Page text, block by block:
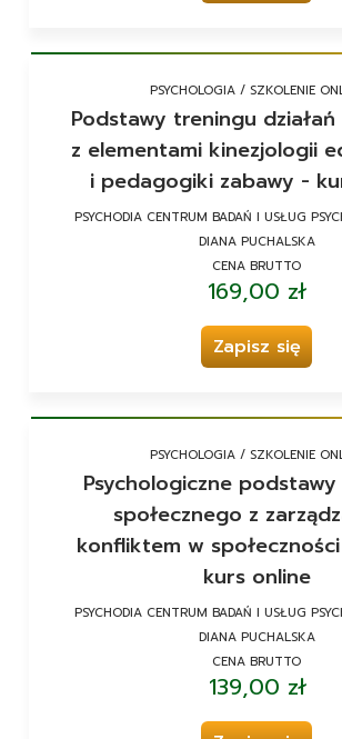
PSYCHOLOGIA / SZKOLENIE
Podstawy treningu
z elementami kinezjologii
i pedagogiki zabawy -
PSYCHODIA CENTRUM BADAŃ I USŁUG
DIANA PUCHALSKA
CENA BRUTTO
169,00 zł
Zapisz się
PSYCHOLOGIA / SZKOLENIE
Psychologiczne
społecznego z
konfliktem w
kurs online
PSYCHODIA CENTRUM BADAŃ I USŁUG
DIANA PUCHALSKA
CENA BRUTTO
139,00 zł